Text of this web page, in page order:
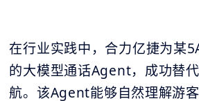
在行业实践中，合力亿捷为某
的大模型通话Agent，成功替
航。该Agent能够自然理解游客